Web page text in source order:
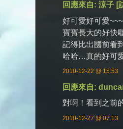
回應來自: 涼子 [
好可愛好可愛~~~
寶寶長大的好快
記得比出國前看
哈哈…真的好可
2010-12-22 @ 15:53
回應來自:
對啊！看到之前
2010-12-27 @ 07:13